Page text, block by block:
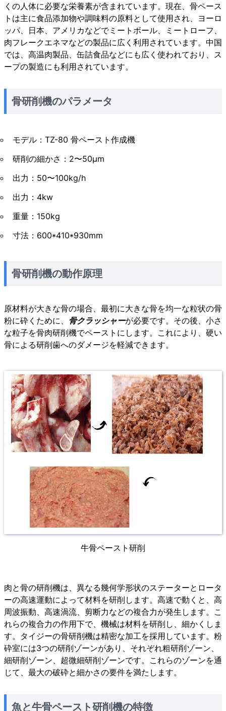
くの人体に必要な栄養素が含まれています。現在、骨ペース
トは主に食品添加物や調味料の原料として使用され、ヨーロ
ッパ、日本、アメリカなどでミートボール、ミートローフ、
肉フレークエネマなどの製品に広く利用されています。中国
では、高温肉製品、缶詰食品などにも広く使われており、ス
ープの製造にも利用されています。
骨研削機のパラメータ
モデル：TZ-80 骨ペースト作成機
研削の細かさ：2〜50μm
出力：50〜100kg/h
出力：4kw
重量：150kg
寸法：600*410*930mm
骨研削機の動作原理
原材料が大きな骨の場合、最初に大きな骨を均一な粒状の骨
粉に砕くために、 骨クラッシャーが必要です。その後、小さ
な粒子を骨肉研削機でペーストにします。これにより、硬い
骨による研削歯へのダメージを軽減できます。
牛骨ペースト研削
肉と骨の研削機は、異なる幾何学形状のステーターとロータ
ーの高速運動によって材料を研削します。高速で動くと、高
周波振動、高速渦流、剪断力などの複合力が発生します。こ
れらの複合力の作用下で、機械は材料を研削し、細かくしま
す。タイジーの骨研削機は精密な加工を採用しています。粉
砕室には3つの研削ゾーンがあり、それぞれ粗研削ゾーン、
細研削ゾーン、超微細研削ゾーンです。これらのゾーンを通
じて、最大の破砕と細かさの要件を満たします。
魚と牛骨ペースト研削機の特徴